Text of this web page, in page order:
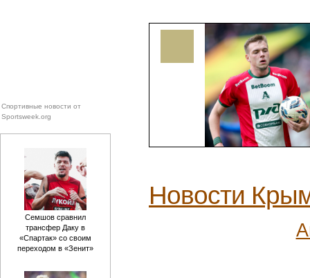
Новости
Спортивные новости от
Sportsweek.org
Семшов сравнил
трансфер Даку в
«Спартак» со своим
переходом в «Зенит»